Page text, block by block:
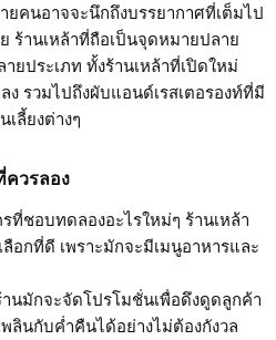
ยคนอาจจะนึกถึงบรรยากาศที่เต็มไป
ร้านเหล้าที่ถือเป็นจุดหมายปลาย
ยประเภท ทั้งร้านเหล้าที่เปิดใหม่
ง รวมไปถึงผับแอนด์เรสเตอรองท์ที่มี
ลี้ยงต่างๆ
ควรลอง
ที่ชอบทดลองอะไรใหม่ๆ ร้านเหล้า
อกที่ดี เพราะมักจะมีเมนูอาหารและ
นมักจะจัดโปรโมชั่นเพื่อดึงดูดลูกค้า
ลินกับค่ำคืนได้อย่างไม่ต้องกังวล